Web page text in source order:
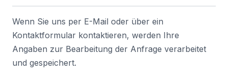
Wenn Sie uns per E-Mail oder über ein
Kontaktformular kontaktieren, werden Ihre
Angaben zur Bearbeitung der Anfrage verarbeitet
und gespeichert.